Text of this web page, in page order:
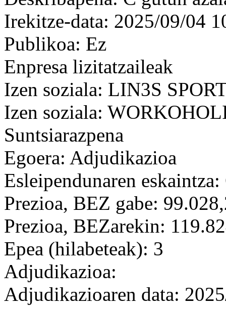
Irekitze-data: 2025/09/04
Publikoa: Ez
Enpresa lizitatzaileak
Izen soziala: LIN3S
Izen soziala:
Suntsiarazpena
Egoera: Adjudikazioa
Esleipendunaren
Prezioa, BEZ gabe:
Prezioa, BEZarekin:
Epea (hilabeteak): 3
Adjudikazioa:
Adjudikazioaren data: